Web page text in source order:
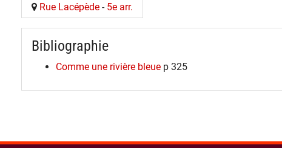
Rue Lacépède - 5e arr.
Bibliographie
Comme une rivière bleue p 325